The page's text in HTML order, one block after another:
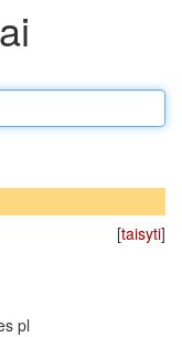
[taisyti]
pl